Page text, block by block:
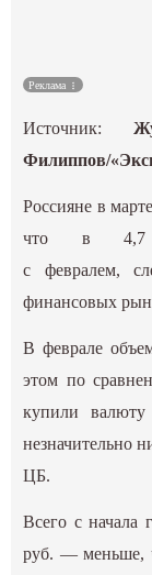
Реклама
Источник:
Филиппов/
Россияне в
что в 4,7
с февралем,
финансовых
В феврале
этом по
купили валюту
незначительно
ЦБ.
Всего с начала
руб. — меньше,